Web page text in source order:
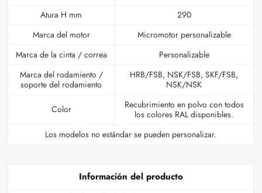
Atura H mm
290
Marca del motor
Micromotor personalizable
Marca de la cinta / correa
Personalizable
Marca del rodamiento /
soporte del rodamiento
HRB/FSB, NSK/FSB, SKF/FSB,
NSK/NSK
Color
Recubrimiento en polvo con todos
los colores RAL disponibles.
Los modelos no estándar se pueden personalizar.
Información del producto